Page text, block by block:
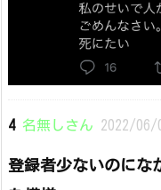
4 名無しさん 2022/06/
登録者少ないのにな